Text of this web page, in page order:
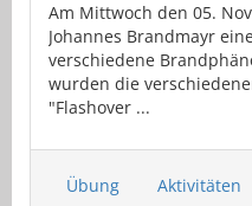
Am Mittwoch den 05.
Johannes Brandmayr
verschiedene
wurden die
"Flashover ...
Übung Aktivitäten